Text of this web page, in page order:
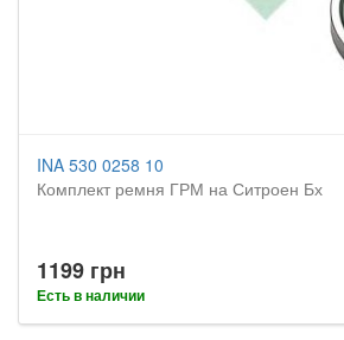
INA 530 0258 10
Комплект ремня ГРМ на Ситроен Бх
1199 грн
Есть в наличии